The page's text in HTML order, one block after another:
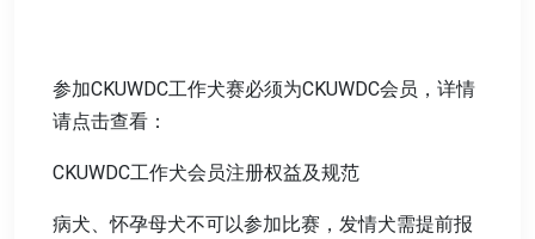
参加CKUWDC工作犬赛必须为CKUWDC会员，详情
请点击查看：
CKUWDC工作犬会员注册权益及规范
病犬、怀孕母犬不可以参加比赛，发情犬需提前报